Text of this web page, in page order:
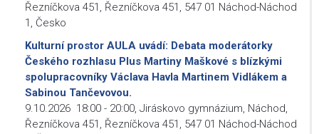
Řezníčkova 451, Řezníčkova 451, 547 01 Náchod-Náchod
1, Česko
Kulturní prostor AULA uvádí: Debata moderátorky
Českého rozhlasu Plus Martiny Maškové s blízkými
spolupracovníky Václava Havla Martinem Vidlákem a
Sabinou Tančevovou.
9.10.2026 18:00 - 20:00, Jiráskovo gymnázium, Náchod,
Řezníčkova 451, Řezníčkova 451, 547 01 Náchod-Náchod